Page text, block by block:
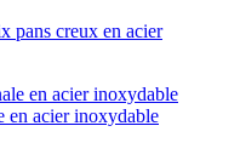
pans creux en acier
en acier inoxydable